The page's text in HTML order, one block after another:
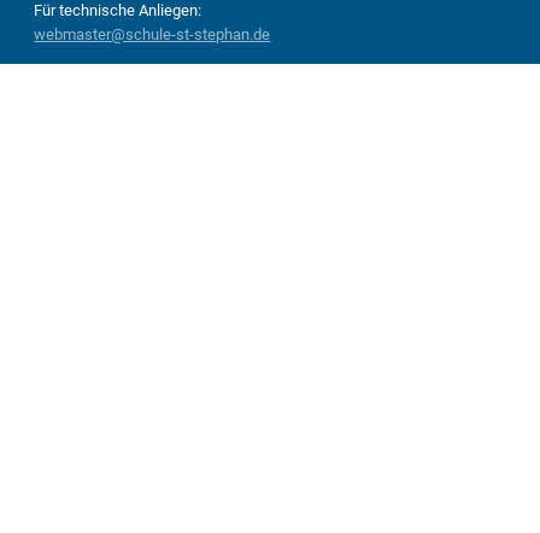
Für technische Anliegen:
webmaster@schule-st-stephan.de